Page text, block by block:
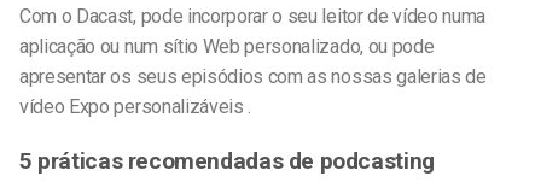
Com o Dacast, pode incorporar o seu leitor de vídeo numa
aplicação ou num sítio Web personalizado, ou pode
apresentar os seus episódios com as nossas galerias de
vídeo Expo personalizáveis .
5 práticas recomendadas de podcasting